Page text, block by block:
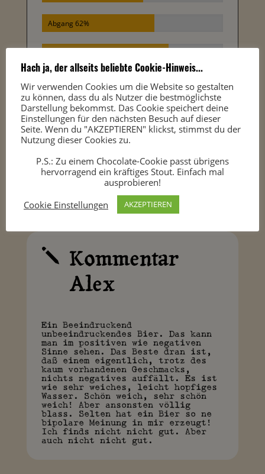
Abgang 62%
j
Kommentar
Alex
Ein Beeindruckend
unbeeindruckendes Bier. Das kann
man im positiven wie negativen
Sinne sehen. Das Beste dran ist,
daß einem eigentlich, trotz des
kaum vorhandenen Geschmacks,
nichts negatives auffällt. Es ist
wie sehr weiches, leicht hopfiges
Wasser. Schön weich, sehr schön
weich! Aber ansonsten völlig
blass. Selten hat ein Bier so ne
bipolare Meinung in mir erzeugt!
Ich finds nicht nicht gut. Aber
auch nicht nicht gut.
Hach ja, der allseits beliebte Cookie-Hinweis...
Wir verwenden Cookies um die Website so gestalten
zu können, dass du als Nutzer die bestmöglichste
Darstellung bekommst. Das Cookie speichert deine
Einstellungen für den nächsten Besuch auf dieser
Seite. Wenn du "AKZEPTIEREN" klickst, stimmst du der
Nutzung dieser Cookies zu.
P.S.: Zu einem Chocolate-Cookie passt übrigens
hervorragend ein kräftiges Stout. Einfach mal
ausprobieren!
Cookie Einstellungen
AKZEPTIEREN